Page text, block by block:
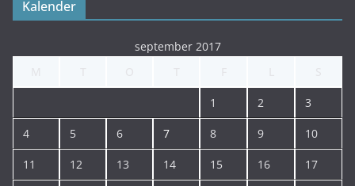
Kalender
september 2017
1 2 3
4 5 6 7 8 9 10
11 12 13 14 15 16 17